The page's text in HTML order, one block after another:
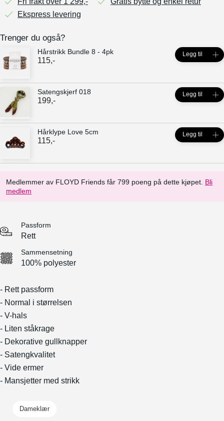
Ekspress levering
Medlemmer av FLOYD Friends får 799 poeng på dette kjøpet. Bli
medlem
Trenger du også?
Hårstrikk Bundle 8 - 4pk
115,-
Legg til
Satengskjerf 018
199,-
Legg til
Hårklype Love 5cm
115,-
Legg til
Passform
Rett
Sammensetning
100% polyester
- Rett passform
- Normal i størrelsen
- V-hals
- Liten ståkrage
- Dekorative gullknapper
- Satengkvalitet
- Vide ermer
- Mansjetter med strikk
Dameklær